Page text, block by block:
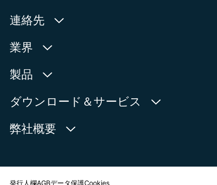
連絡先
AUMA Riester
Aumastr. 1
地図上に表示
電話:+49 7631 809 - 0
業界
水利産業
電力
製造部門
製品
製品検索
ダウンロード＆サービス
myAUMA
弊社概要
発行人欄AGBデータ保護Cookies